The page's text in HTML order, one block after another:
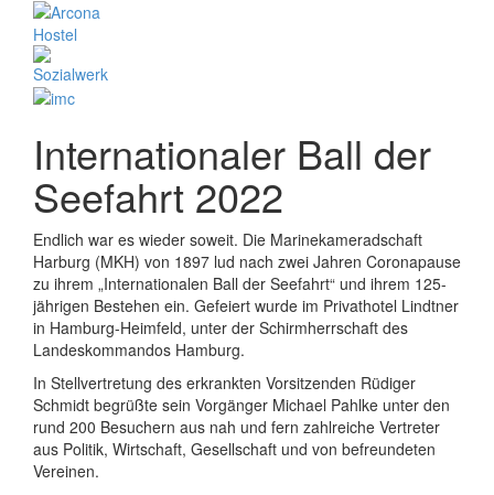
Internationaler Ball der
Seefahrt 2022
Endlich war es wieder soweit. Die Marinekameradschaft
Harburg (MKH) von 1897 lud nach zwei Jahren Coronapause
zu ihrem „Internationalen Ball der Seefahrt“ und ihrem 125-
jährigen Bestehen ein. Gefeiert wurde im Privathotel Lindtner
in Hamburg-Heimfeld, unter der Schirmherrschaft des
Landeskommandos Hamburg.
In Stellvertretung des erkrankten Vorsitzenden Rüdiger
Schmidt begrüßte sein Vorgänger Michael Pahlke unter den
rund 200 Besuchern aus nah und fern zahlreiche Vertreter
aus Politik, Wirtschaft, Gesellschaft und von befreundeten
Vereinen.